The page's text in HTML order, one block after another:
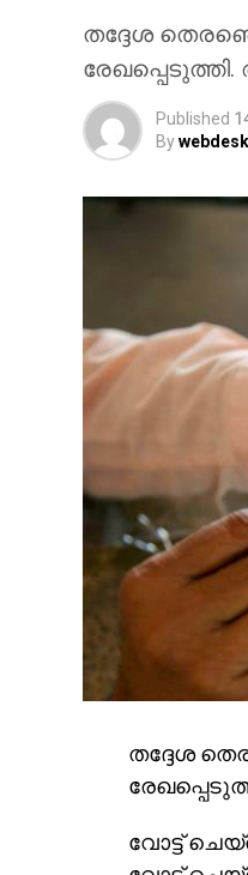
തദ്ദേശ
Published
By
തദ്ദേശ
വോട്ട്